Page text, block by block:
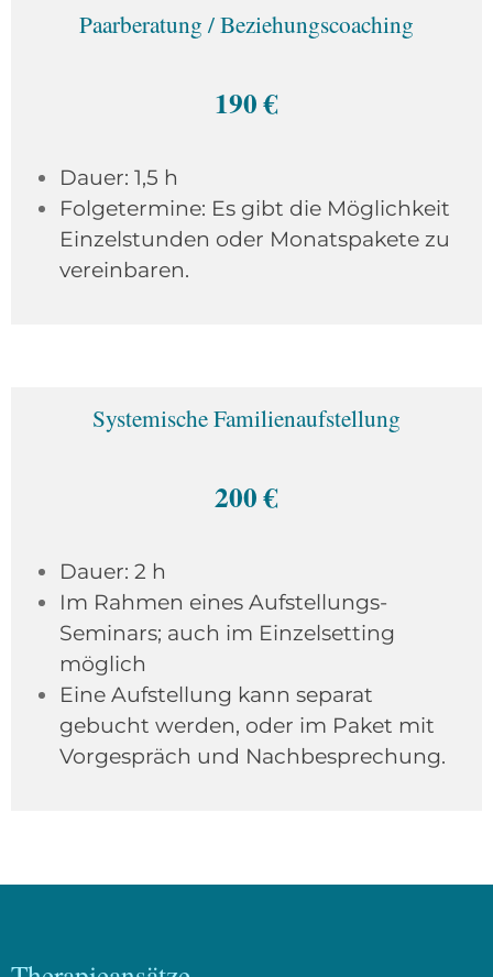
Paarberatung / Beziehungscoaching
190 €
Dauer: 1,5 h
Folgetermine: Es gibt die Möglichkeit
Einzelstunden oder Monatspakete zu
vereinbaren.
Systemische Familienaufstellung
200 €
Dauer: 2 h
Im Rahmen eines Aufstellungs-
Seminars; auch im Einzelsetting
möglich
Eine Aufstellung kann separat
gebucht werden, oder im Paket mit
Vorgespräch und Nachbesprechung.